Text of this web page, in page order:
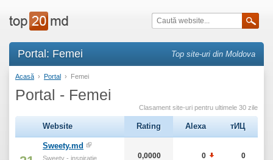
Portal: Femei Top site-uri din Moldova
Acasă › Portal › Femei
Portal - Femei
Clasament site-uri pentru ultimele 30 zile
Website Rating Alexa тИЦ
Sweety.md
Sweety - inspiratie
0,0000 0 0